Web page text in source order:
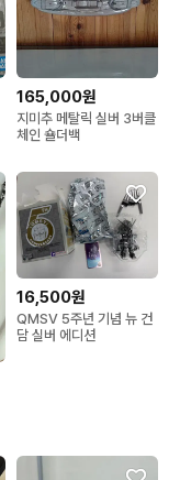
165,000원
지미추 메탈릭 실버 3버클
체인 숄더백
16,500원
QMSV 5주년 기념 뉴 건
담 실버 에디션